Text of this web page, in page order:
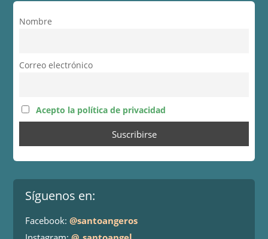
Nombre
Correo electrónico
Acepto la política de privacidad
Síguenos en:
Facebook:@santoangeros